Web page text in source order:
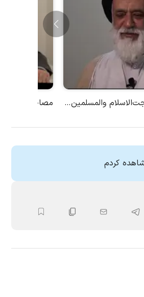
مصاحبه با حجت‌الاسلام والمسلمین سید علی‌اکبر حسینی مصاحبه با
کردم